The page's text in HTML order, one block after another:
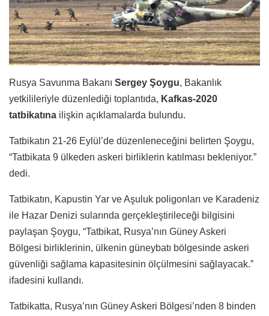
Rusya Savunma Bakanı Sergey Şoygu, Bakanlık
yetkilileriyle düzenlediği toplantıda, Kafkas-2020
tatbikatına ilişkin açıklamalarda bulundu.
Tatbikatın 21-26 Eylül’de düzenleneceğini belirten Şoygu,
“Tatbikata 9 ülkeden askeri birliklerin katılması bekleniyor.”
dedi.
Tatbikatın, Kapustin Yar ve Aşuluk poligonları ve Karadeniz
ile Hazar Denizi sularında gerçekleştirileceği bilgisini
paylaşan Şoygu, “Tatbikat, Rusya’nın Güney Askeri
Bölgesi birliklerinin, ülkenin güneybatı bölgesinde askeri
güvenliği sağlama kapasitesinin ölçülmesini sağlayacak.”
ifadesini kullandı.
Tatbikatta, Rusya’nın Güney Askeri Bölgesi’nden 8 binden